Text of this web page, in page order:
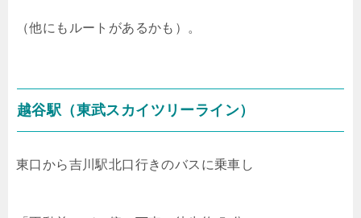
（他にもルートがあるかも）。
越谷駅（東武スカイツリーライン）
東口から吉川駅北口行きのバスに乗車し